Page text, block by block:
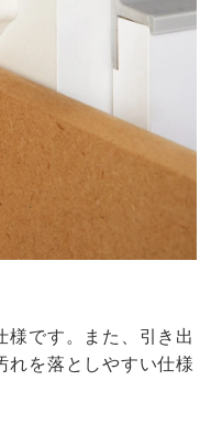
様です。また、引き出
れを落としやすい仕様